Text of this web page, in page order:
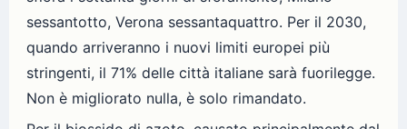
sessantotto, Verona sessantaquattro. Per il 2030,
quando arriveranno i nuovi limiti europei più
stringenti, il 71% delle città italiane sarà fuorilegge.
Non è migliorato nulla, è solo rimandato.